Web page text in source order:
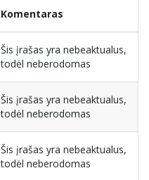
Komentaras
Šis įrašas yra nebeaktualus,
todėl neberodomas
Šis įrašas yra nebeaktualus,
todėl neberodomas
Šis įrašas yra nebeaktualus,
todėl neberodomas